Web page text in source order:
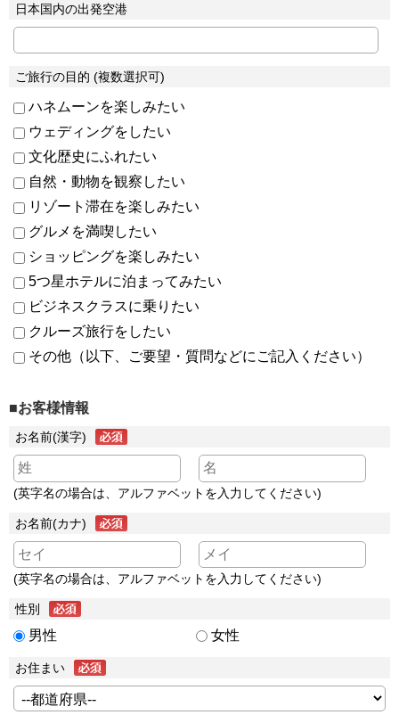
日本国内の出発空港
ご旅行の目的 (複数選択可)
ハネムーンを楽しみたい
ウェディングをしたい
文化歴史にふれたい
自然・動物を観察したい
リゾート滞在を楽しみたい
グルメを満喫したい
ショッピングを楽しみたい
5つ星ホテルに泊まってみたい
ビジネスクラスに乗りたい
クルーズ旅行をしたい
その他（以下、ご要望・質問などにご記入ください）
■お客様情報
お名前(漢字)
(英字名の場合は、アルファベットを入力してください)
お名前(カナ)
(英字名の場合は、アルファベットを入力してください)
性別
男性 女性
お住まい